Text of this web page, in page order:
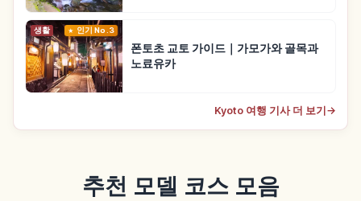
생활 인기 No.3
폰토초 교토 가이드｜가모가와 골목과
노료유카
Kyoto 여행 기사 더 보기 →
추천 모델 코스 모음